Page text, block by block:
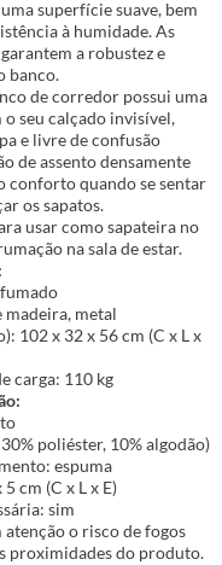
superfície suave, bem
à humidade. As
a robustez e
banco.
de corredor possui uma
seu calçado invisível,
e livre de confusão
de assento densamente
quando se sentar
os sapatos.
usar como sapateira no
na sala de estar.
metal
102 x 32 x 56 cm (C x L x
carga: 110 kg
poliéster, 10% algodão)
espuma
cm (C x L x E)
sim
atenção o risco de fogos
proximidades do produto.